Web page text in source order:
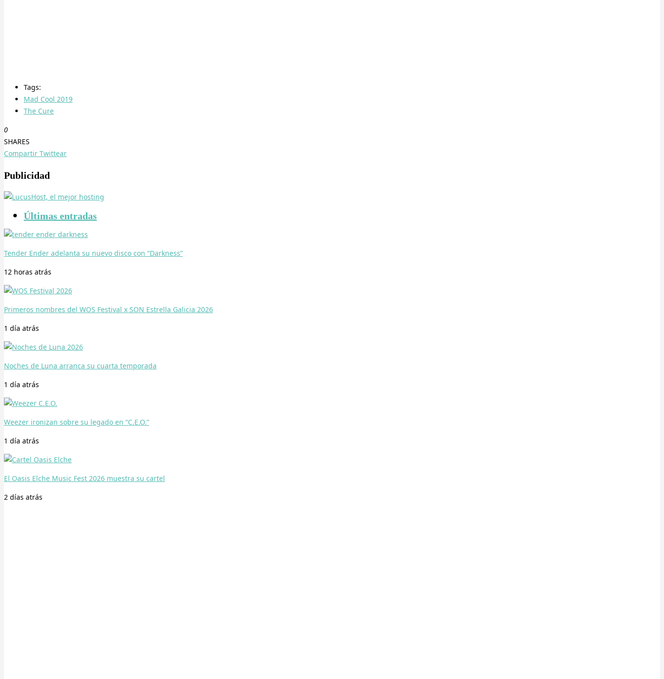
Tags:
Mad Cool 2019
The Cure
0
SHARES
Compartir Twittear
Publicidad
Últimas entradas
Tender Ender adelanta su nuevo disco con “Darkness”
12 horas atrás
Primeros nombres del WOS Festival x SON Estrella Galicia 2026
1 día atrás
Noches de Luna arranca su cuarta temporada
1 día atrás
Weezer ironizan sobre su legado en “C.E.O.”
1 día atrás
El Oasis Elche Music Fest 2026 muestra su cartel
2 días atrás